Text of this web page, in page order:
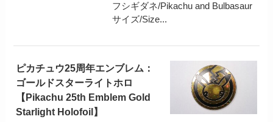
フシギダネ/Pikachu and Bulbasaur
サイズ/Size...
ピカチュウ25周年エンブレム：
ゴールドスターライトホロ
【Pikachu 25th Emblem Gold
Starlight Holofoil】